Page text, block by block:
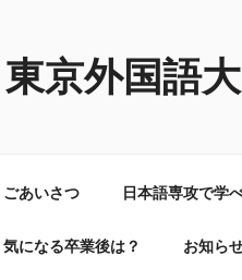
東京外国語
ごあいさつ 日本語専攻で学
気になる卒業後は？ お知ら